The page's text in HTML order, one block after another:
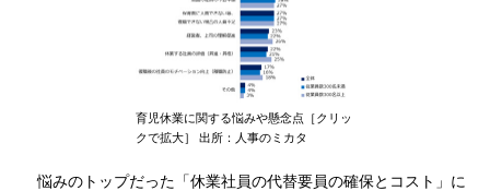
育児休業に関する悩みや懸念点［クリッ
クで拡大］ 出所：人事のミカタ
悩みのトップだった「休業社員の代替要員の確保とコスト」に